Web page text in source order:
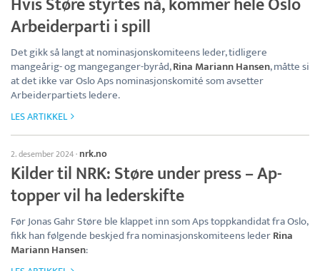
Arbeiderparti i spill
Det gikk så langt at nominasjonskomiteens leder, tidligere
mangeårig- og mangeganger-byråd,Rina Mariann Hansen, måtte si
at det ikke var Oslo Aps nominasjonskomité som avsetter
Arbeiderpartiets ledere.
LES ARTIKKEL
2. desember 2024· nrk.no
Kilder til NRK: Støre under press – Ap-
topper vil ha lederskifte
Før Jonas Gahr Støre ble klappet inn som Aps toppkandidat fra Oslo,
fikk han følgende beskjed fra nominasjonskomiteens lederRina
Mariann Hansen: